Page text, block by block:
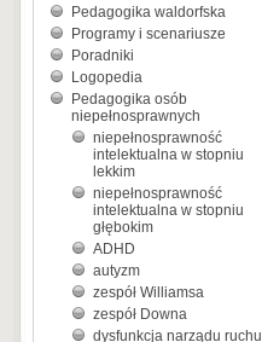
Pedagogika waldorfska
Programy i scenariusze
Poradniki
Logopedia
Pedagogika osób
niepełnosprawnych
niepełnosprawność
intelektualna w stopniu
lekkim
niepełnosprawność
intelektualna w stopniu
głębokim
ADHD
autyzm
zespół Williamsa
zespół Downa
dysfunkcja narządu ruchu